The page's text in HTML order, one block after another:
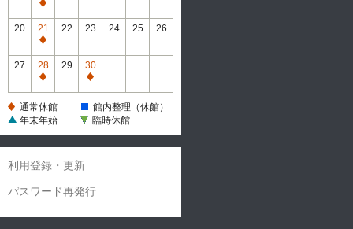
休
館
通
常
休
館
20
21
通
常
休
館
22 23 24 25 26
27
28
通
休
29
30
通
休
通常休館
館内整理（休館）
年末年始
臨時休館
利用登録・更新
パスワード再発行